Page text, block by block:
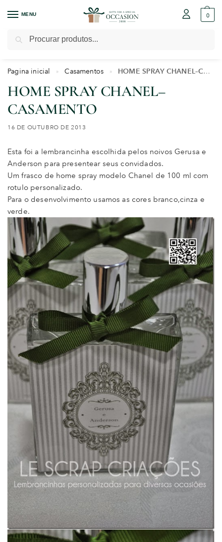
MENU 0
Pagina inicial » Casamentos » HOME SPRAY CHANEL–CASAMENTO
HOME SPRAY CHANEL–
CASAMENTO
16 DE OUTUBRO DE 2013
Esta foi a lembrancinha escolhida pelos noivos Gerusa e
Anderson para presentear seus convidados.
Um frasco de home spray modelo Chanel de 100 ml com
rotulo personalizado.
Para o desenvolvimento usamos as cores branco,cinza e
verde.